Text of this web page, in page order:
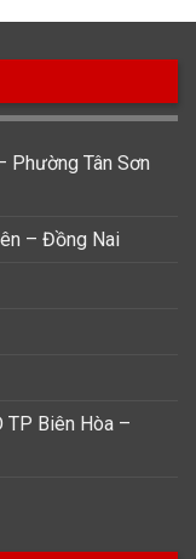
Pianus
Srwatch
Tissot
Phường Tân Sơn
– Đồng Nai
TP Biên Hòa –